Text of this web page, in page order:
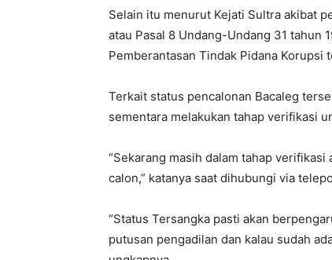
Selain itu menurut Kejati Sultra akibat
atau Pasal 8 Undang-Undang 31 tahun
Pemberantasan Tindak Pidana Korupsi
Terkait status pencalonan Bacaleg
sementara melakukan tahap verifikasi
“Sekarang masih dalam tahap
calon,” katanya saat dihubungi via
“Status Tersangka pasti akan
putusan pengadilan dan kalau sudah